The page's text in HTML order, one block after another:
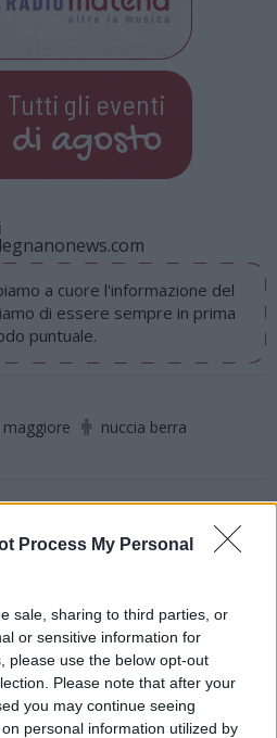
Process My Personal
sale, sharing to third parties, or
or sensitive information for
please use the below opt-out
Please note that after your
you may continue seeing
personal information utilized by
Tutti gli eventi
di agosto
a cuore l'informazione del
di essere sempre in prima
puntuale.
nuccia berra
MILANESE
per te
di